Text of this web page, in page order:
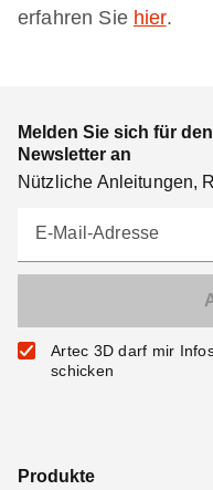
erfahren Sie hier.
Melden Sie sich für
Newsletter an
Nützliche Anleitungen,
E-Mail-Adresse
Artec 3D darf mir
schicken
Produkte